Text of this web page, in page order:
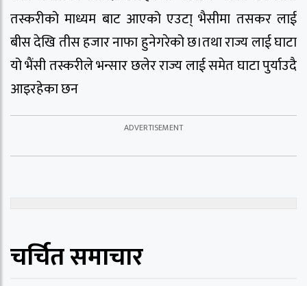
तस्करीको माध्यम बाट आएको एउटा् भैसीमा तसकर लाई
बीस देखि तीस हजार नाफा हुनेगरेको छ।तथा राज्य लाई घाटा
यो भैंसी तस्करीले भन्सार छलेर राज्य लाई समेत घाटा पुर्याउदै
आइरहेका छन
चर्चित समाचार